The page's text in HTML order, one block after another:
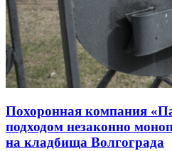
Похоронная компания
подходом незаконно
на кладбища Волгограда